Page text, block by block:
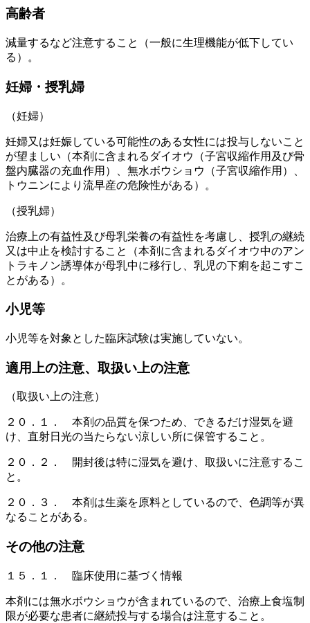
高齢者
減量するなど注意すること（一般に生理機能が低下してい
る）。
妊婦・授乳婦
（妊婦）
妊婦又は妊娠している可能性のある女性には投与しないこと
が望ましい（本剤に含まれるダイオウ（子宮収縮作用及び骨
盤内臓器の充血作用）、無水ボウショウ（子宮収縮作用）、
トウニンにより流早産の危険性がある）。
（授乳婦）
治療上の有益性及び母乳栄養の有益性を考慮し、授乳の継続
又は中止を検討すること（本剤に含まれるダイオウ中のアン
トラキノン誘導体が母乳中に移行し、乳児の下痢を起こすこ
とがある）。
小児等
小児等を対象とした臨床試験は実施していない。
適用上の注意、取扱い上の注意
（取扱い上の注意）
２０．１． 本剤の品質を保つため、できるだけ湿気を避
け、直射日光の当たらない涼しい所に保管すること。
２０．２． 開封後は特に湿気を避け、取扱いに注意するこ
と。
２０．３． 本剤は生薬を原料としているので、色調等が異
なることがある。
その他の注意
１５．１． 臨床使用に基づく情報
本剤には無水ボウショウが含まれているので、治療上食塩制
限が必要な患者に継続投与する場合は注意すること。